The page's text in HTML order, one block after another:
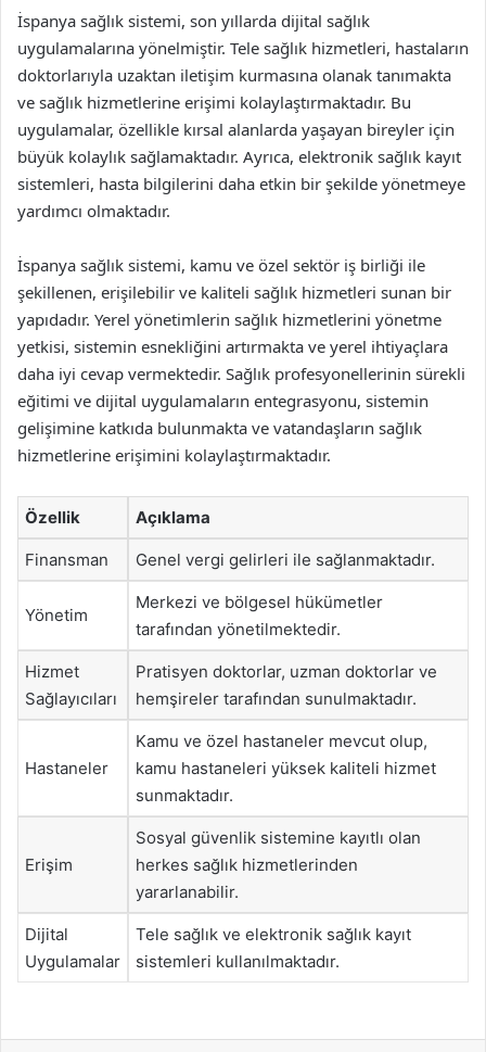
İspanya sağlık sistemi, son yıllarda dijital sağlık
uygulamalarına yönelmiştir. Tele sağlık hizmetleri, hastaların
doktorlarıyla uzaktan iletişim kurmasına olanak tanımakta
ve sağlık hizmetlerine erişimi kolaylaştırmaktadır. Bu
uygulamalar, özellikle kırsal alanlarda yaşayan bireyler için
büyük kolaylık sağlamaktadır. Ayrıca, elektronik sağlık kayıt
sistemleri, hasta bilgilerini daha etkin bir şekilde yönetmeye
yardımcı olmaktadır.
İspanya sağlık sistemi, kamu ve özel sektör iş birliği ile
şekillenen, erişilebilir ve kaliteli sağlık hizmetleri sunan bir
yapıdadır. Yerel yönetimlerin sağlık hizmetlerini yönetme
yetkisi, sistemin esnekliğini artırmakta ve yerel ihtiyaçlara
daha iyi cevap vermektedir. Sağlık profesyonellerinin sürekli
eğitimi ve dijital uygulamaların entegrasyonu, sistemin
gelişimine katkıda bulunmakta ve vatandaşların sağlık
hizmetlerine erişimini kolaylaştırmaktadır.
Özellik Açıklama
Finansman Genel vergi gelirleri ile sağlanmaktadır.
Yönetim
Merkezi ve bölgesel hükümetler
tarafından yönetilmektedir.
Hizmet
Sağlayıcıları
Pratisyen doktorlar, uzman doktorlar ve
hemşireler tarafından sunulmaktadır.
Hastaneler
Kamu ve özel hastaneler mevcut olup,
kamu hastaneleri yüksek kaliteli hizmet
sunmaktadır.
Erişim
Sosyal güvenlik sistemine kayıtlı olan
herkes sağlık hizmetlerinden
yararlanabilir.
Dijital
Uygulamalar
Tele sağlık ve elektronik sağlık kayıt
sistemleri kullanılmaktadır.